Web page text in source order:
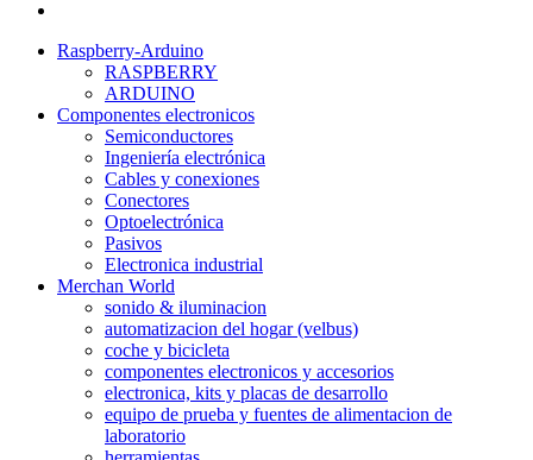
Raspberry-Arduino
RASPBERRY
ARDUINO
Componentes electronicos
Semiconductores
Ingeniería electrónica
Cables y conexiones
Conectores
Optoelectrónica
Pasivos
Electronica industrial
Merchan World
sonido & iluminacion
automatizacion del hogar (velbus)
coche y bicicleta
componentes electronicos y accesorios
electronica, kits y placas de desarrollo
equipo de prueba y fuentes de alimentacion de
laboratorio